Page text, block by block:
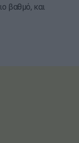
βαθμό, και